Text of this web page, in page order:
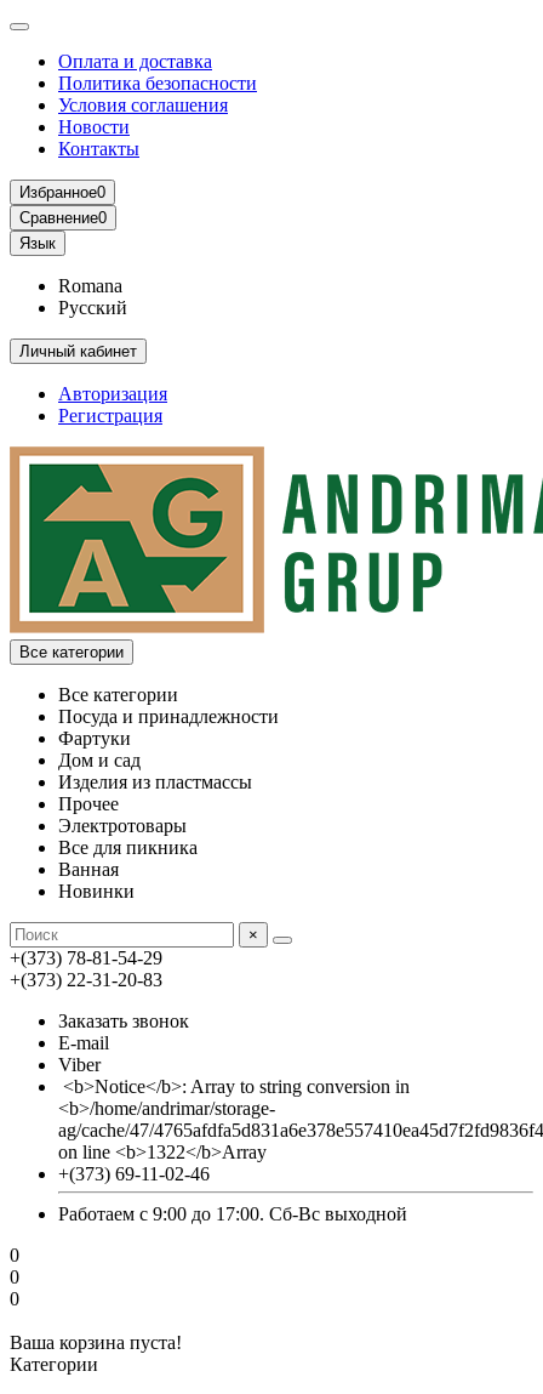
Оплата и доставка
Политика безопасности
Условия соглашения
Новости
Контакты
Избранное0
Сравнение0
Язык
Romana
Русский
Личный кабинет
Авторизация
Регистрация
Все категории
Все категории
Посуда и принадлежности
Фартуки
Дом и сад
Изделия из пластмассы
Прочее
Электротовары
Все для пикника
Ванная
Новинки
×
+(373) 78-81-54-29
+(373) 22-31-20-83
Заказать звонок
E-mail
Viber
<b>Notice</b>: Array to string conversion in
<b>/home/andrimar/storage-
ag/cache/47/
on line <b>1322</b>Array
+(373) 69-11-02-46
Работаем с 9:00 до 17:00. Сб-Вс выходной
0
0
0
Ваша корзина пуста!
Категории